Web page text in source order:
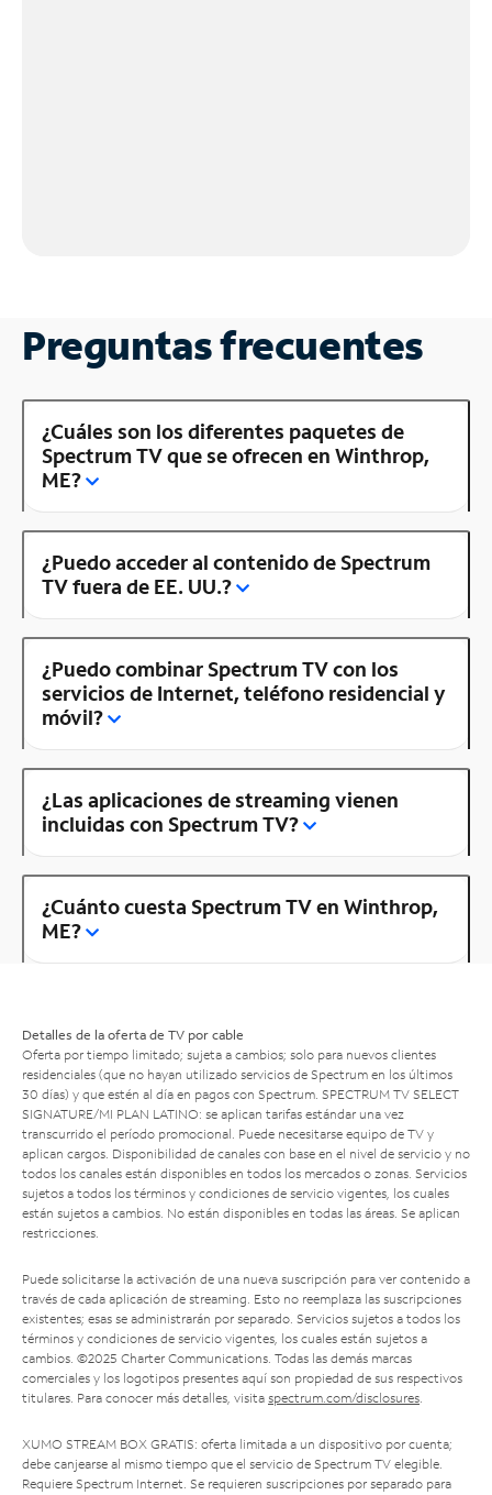
Preguntas frecuentes
¿Cuáles son los diferentes paquetes de
Spectrum TV que se ofrecen en Winthrop,
ME?
¿Puedo acceder al contenido de Spectrum
TV fuera de EE. UU.?
¿Puedo combinar Spectrum TV con los
servicios de Internet, teléfono residencial y
móvil?
¿Las aplicaciones de streaming vienen
incluidas con Spectrum TV?
¿Cuánto cuesta Spectrum TV en Winthrop,
ME?
Detalles de la oferta de TV por cable
Oferta por tiempo limitado; sujeta a cambios; solo para nuevos clientes
residenciales (que no hayan utilizado servicios de Spectrum en los últimos
30 días) y que estén al día en pagos con Spectrum. SPECTRUM TV SELECT
SIGNATURE/MI PLAN LATINO: se aplican tarifas estándar una vez
transcurrido el período promocional. Puede necesitarse equipo de TV y
aplican cargos. Disponibilidad de canales con base en el nivel de servicio y no
todos los canales están disponibles en todos los mercados o zonas. Servicios
sujetos a todos los términos y condiciones de servicio vigentes, los cuales
están sujetos a cambios. No están disponibles en todas las áreas. Se aplican
restricciones.
Puede solicitarse la activación de una nueva suscripción para ver contenido a
través de cada aplicación de streaming. Esto no reemplaza las suscripciones
existentes; esas se administrarán por separado. Servicios sujetos a todos los
términos y condiciones de servicio vigentes, los cuales están sujetos a
cambios. ©2025 Charter Communications. Todas las demás marcas
comerciales y los logotipos presentes aquí son propiedad de sus respectivos
titulares. Para conocer más detalles, visita spectrum.com/disclosures.
XUMO STREAM BOX GRATIS: oferta limitada a un dispositivo por cuenta;
debe canjearse al mismo tiempo que el servicio de Spectrum TV elegible.
Requiere Spectrum Internet. Se requieren suscripciones por separado para